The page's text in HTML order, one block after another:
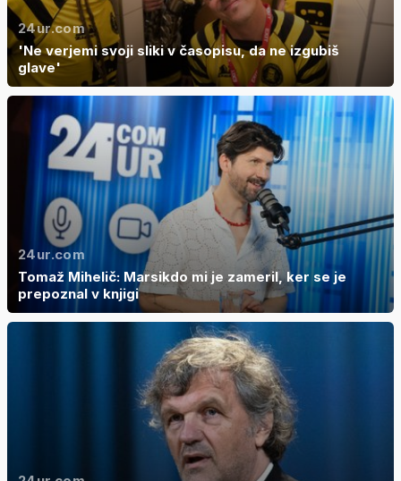
24ur.com
'Ne verjemi svoji sliki v časopisu, da ne izgubiš
glave'
24ur.com
Tomaž Mihelič: Marsikdo mi je zameril, ker se je
prepoznal v knjigi